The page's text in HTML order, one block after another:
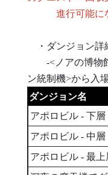
進行可能にな
・ダンジョン詳
-<ノアの博物館
ン統制機>から入
ダンジョン名
アポロビル - 下層
アポロビル - 中層
アポロビル - 最上